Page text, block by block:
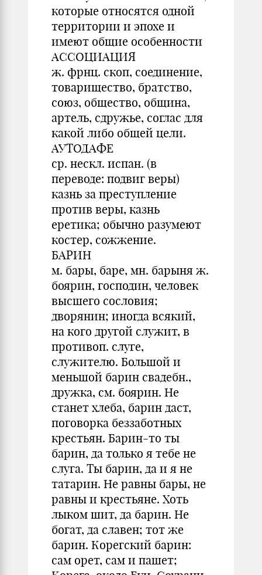
которые относятся одной
территории и эпохе и
имеют общие особенности
АССОЦИАЦИЯ
ж. фрнц. скоп, соединение,
товарищество, братство,
союз, общество, община,
артель, сдружье, соглас для
какой либо общей цели.
АУТОДАФЕ
ср. нескл. испан. (в
переводе: подвиг веры)
казнь за преступление
против веры, казнь
еретика; обычно разумеют
костер, сожжение.
БАРИН
м. бары, баре, мн. барыня ж.
боярин, господин, человек
высшего сословия;
дворянин; иногда всякий,
на кого другой служит, в
противоп. слуге,
служителю. Большой и
меньшой барин свадебн.,
дружка, см. боярин. Не
станет хлеба, барин даст,
поговорка беззаботных
крестьян. Барин-то ты
барин, да только я тебе не
слуга. Ты барин, да и я не
татарин. Не равны бары, не
равны и крестьяне. Хоть
лыком шит, да барин. Не
богат, да славен; тот же
барин. Корегский барин:
сам орет, сам и пашет;